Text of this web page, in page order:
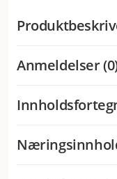
inneholder
helt fritt for
smaksforsterkere
Anmeldelser
sjøfisk: Makrell 45
x tunfiskfilet med